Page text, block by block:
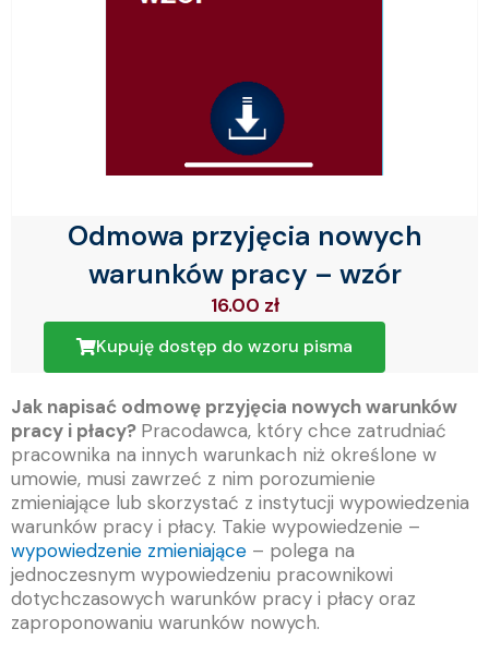
Odmowa przyjęcia nowych
warunków pracy – wzór
16.00 zł
Kupuję dostęp do wzoru pisma
Jak napisać odmowę przyjęcia nowych warunków
pracy i płacy? Pracodawca, który chce zatrudniać
pracownika na innych warunkach niż określone w
umowie, musi zawrzeć z nim porozumienie
zmieniające lub skorzystać z instytucji wypowiedzenia
warunków pracy i płacy. Takie wypowiedzenie –
wypowiedzenie zmieniające – polega na
jednoczesnym wypowiedzeniu pracownikowi
dotychczasowych warunków pracy i płacy oraz
zaproponowaniu warunków nowych.